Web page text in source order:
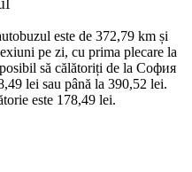
este de 372,79 km și
pe zi, cu prima plecare la
să călătoriți de la София
lei sau până la 390,52 lei.
este 178,49 lei.